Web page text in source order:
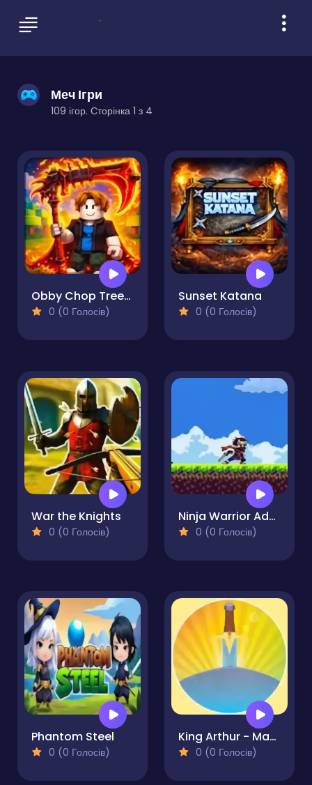
Меч Ігри
109 ігор. Сторінка 1 з 4
Obby Chop Trees in the Forest
0 (0 Голосів)
Sunset Katana
0 (0 Голосів)
War the Knights
0 (0 Голосів)
Ninja Warrior Adventure
0 (0 Голосів)
Phantom Steel
0 (0 Голосів)
King Arthur - Magic Sword
0 (0 Голосів)